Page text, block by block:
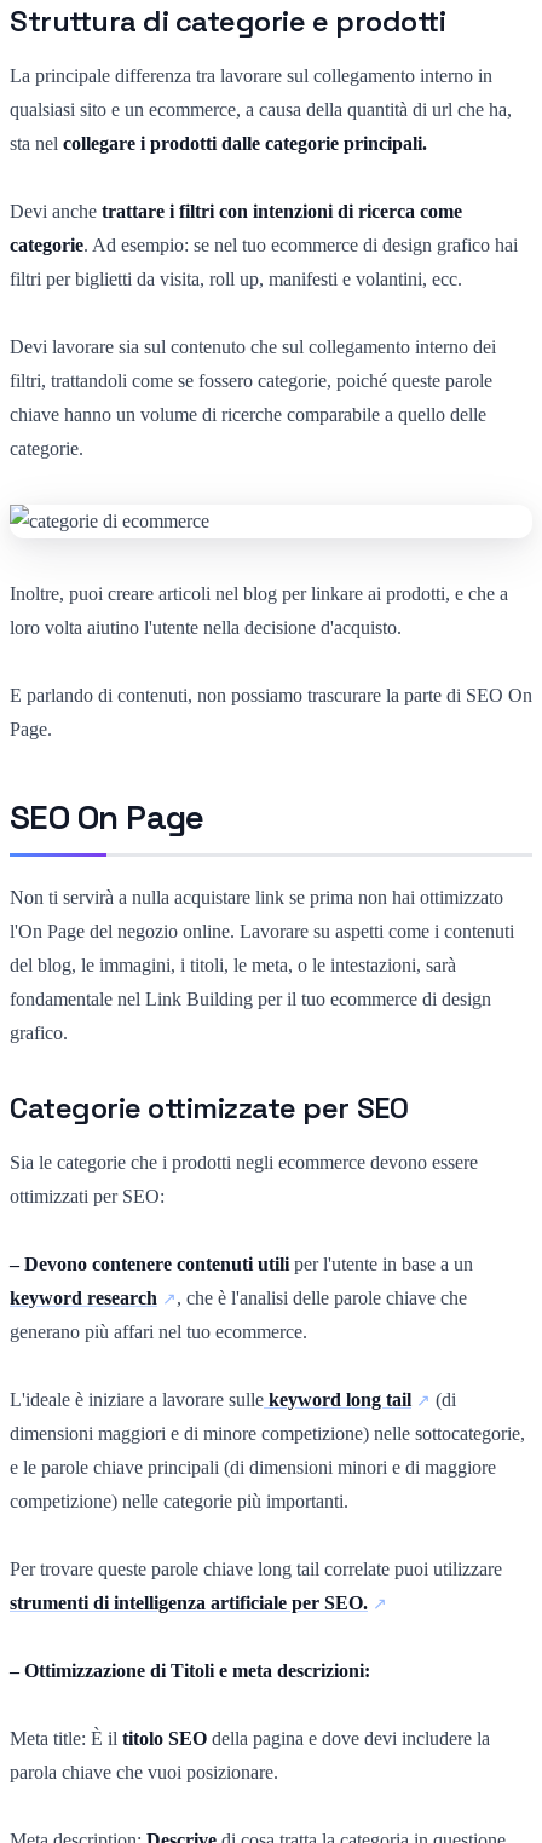
Struttura di categorie e prodotti
La principale differenza tra lavorare sul collegamento interno in
qualsiasi sito e un ecommerce, a causa della quantità di url che ha,
sta nel collegare i prodotti dalle categorie principali.
Devi anche trattare i filtri con intenzioni di ricerca come
categorie. Ad esempio: se nel tuo ecommerce di design grafico hai
filtri per biglietti da visita, roll up, manifesti e volantini, ecc.
Devi lavorare sia sul contenuto che sul collegamento interno dei
filtri, trattandoli come se fossero categorie, poiché queste parole
chiave hanno un volume di ricerche comparabile a quello delle
categorie.
Inoltre, puoi creare articoli nel blog per linkare ai prodotti, e che a
loro volta aiutino l'utente nella decisione d'acquisto.
E parlando di contenuti, non possiamo trascurare la parte di SEO On
Page.
SEO On Page
Non ti servirà a nulla acquistare link se prima non hai ottimizzato
l'On Page del negozio online. Lavorare su aspetti come i contenuti
del blog, le immagini, i titoli, le meta, o le intestazioni, sarà
fondamentale nel Link Building per il tuo ecommerce di design
grafico.
Categorie ottimizzate per SEO
Sia le categorie che i prodotti negli ecommerce devono essere
ottimizzati per SEO:
– Devono contenere contenuti utili per l'utente in base a un
keyword research
, che è l'analisi delle parole chiave che
generano più affari nel tuo ecommerce.
L'ideale è iniziare a lavorare sulle keyword long tail
(di
dimensioni maggiori e di minore competizione) nelle sottocategorie,
e le parole chiave principali (di dimensioni minori e di maggiore
competizione) nelle categorie più importanti.
Per trovare queste parole chiave long tail correlate puoi utilizzare
strumenti di intelligenza artificiale per SEO.
– Ottimizzazione di Titoli e meta descrizioni:
Meta title: È il titolo SEO della pagina e dove devi includere la
parola chiave che vuoi posizionare.